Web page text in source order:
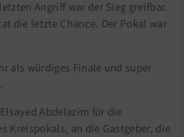
Angriff war der Sieg greifbar.
die letzte Chance. Der Pokal war
als würdiges Finale und super
Abdelazim für die
Kreispokals, an die Gastgeber, die